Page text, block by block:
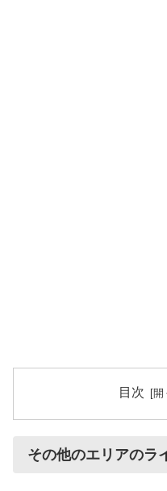
目次
その他のエリアのラ